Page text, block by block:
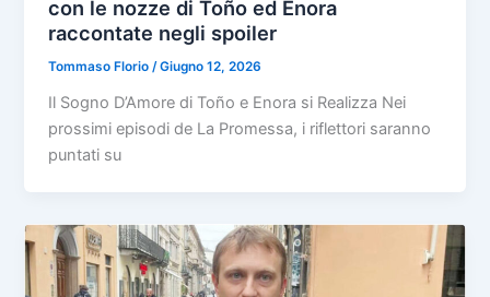
con le nozze di Toño ed Enora
raccontate negli spoiler
Tommaso Florio/Giugno 12, 2026
Il Sogno D’Amore di Toño e Enora si Realizza Nei
prossimi episodi de La Promessa, i riflettori saranno
puntati su